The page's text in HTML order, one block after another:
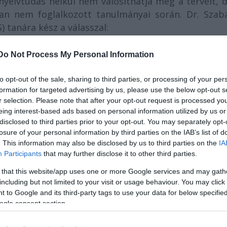
Not Process My Personal Information
opt-out of the sale, sharing to third parties, or processing of your
for targeted advertising by us, please use the below opt-out
selection. Please note that after your opt-out request is processed
interest-based ads based on personal information utilized by us
to third parties prior to your opt-out. You may separately
of your personal information by third parties on the IAB’s list of
This information may also be disclosed by us to third parties on the
Participants that may further disclose it to other third parties.
that this website/app uses one or more Google services and may
but not limited to your visit or usage behaviour. You may
to Google and its third-party tags to use your data for below
consent section.
nem foglalkozott tanulmányai során. Dr.
tanára kész a válasszal:
’jó fenék’ kell. És ha már órákat kell
miért ne legyen az egy kellemes,
Ugorjunk át a nyolcadik kerületbe, és kapjuk
című könyvet és audio CD-t a pesti
csatoljuk rá a számítógépre, és
szövegeit. Ha előtte gondosan
akkor a képernyőn megjelenő
probléma. Ha egyáltalán volna még."
kiterjedt tudományos munkássággal és
a kiejtéstanítás területén.
és képernyőre is vitte. Többek között a
"Mitől egyedülálló a müfajban az